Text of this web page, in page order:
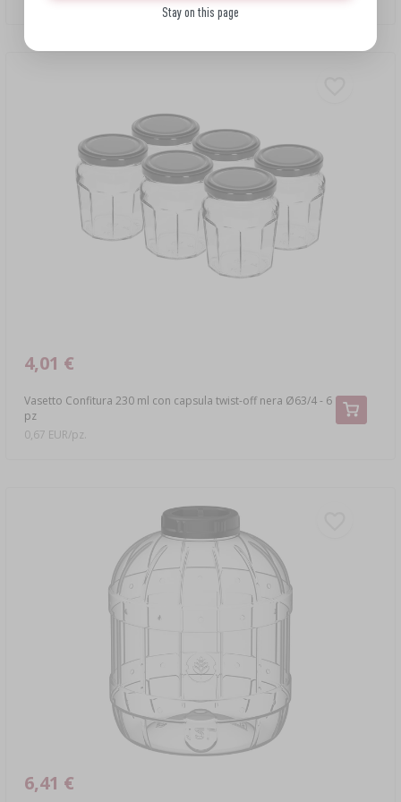
Vasetto Confitura 230 ml con capsula twist-off nera Ø63/4 - 6
pz
4,01 €
0,67 EUR/pz.
6,41 €
Stay on this page